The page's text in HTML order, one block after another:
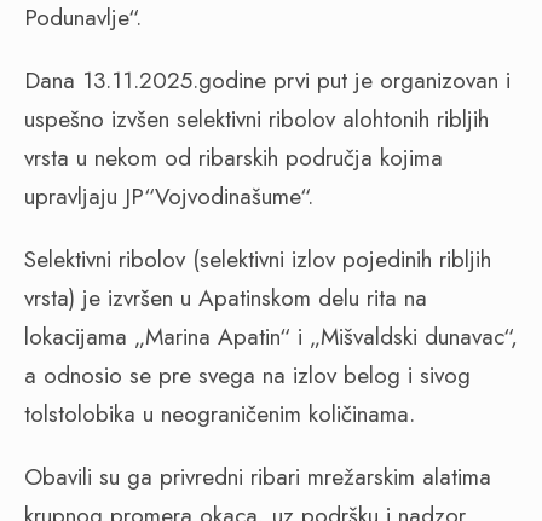
Podunavlje“.
Dana 13.11.2025.godine prvi put je organizovan i
uspešno izvšen selektivni ribolov alohtonih ribljih
vrsta u nekom od ribarskih područja kojima
upravljaju JP“Vojvodinašume“.
Selektivni ribolov (selektivni izlov pojedinih ribljih
vrsta) je izvršen u Apatinskom delu rita na
lokacijama „Marina Apatin“ i „Mišvaldski dunavac“,
a odnosio se pre svega na izlov belog i sivog
tolstolobika u neograničenim količinama.
Obavili su ga privredni ribari mrežarskim alatima